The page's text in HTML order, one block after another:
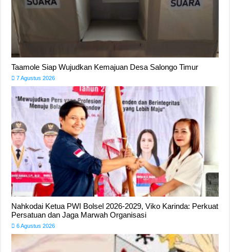
Taamole Siap Wujudkan Kemajuan Desa Salongo Timur
7 Agustus 2026
Nahkodai Ketua PWI Bolsel 2026-2029, Viko Karinda: Perkuat
Persatuan dan Jaga Marwah Organisasi
6 Agustus 2026